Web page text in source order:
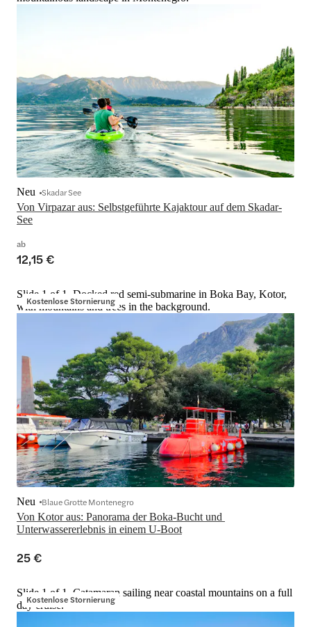
Von Virpazar aus: Selbstgeführte Kajaktour auf dem Skadar-
See
Neu Skadar See
ab
12,15 €
Kostenlose Stornierung
Slide 1 of 1, Docked red semi-submarine in Boka Bay, Kotor,
with mountains and trees in the background.
Von Kotor aus: Panorama der Boka-Bucht und
Unterwassererlebnis in einem U-Boot
Neu Blaue Grotte Montenegro
25 €
Kostenlose Stornierung
Slide 1 of 1, Catamaran sailing near coastal mountains on a full
day cruise.